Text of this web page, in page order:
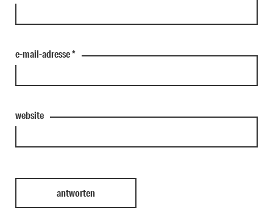
e-mail-adresse*
website